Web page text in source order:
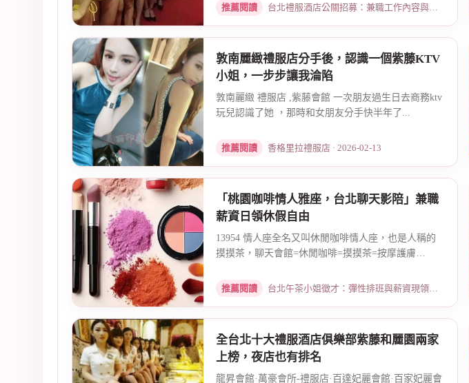
推薦閱讀 台北禮服酒店公關招募：兼職工作內容與薪資規範 · 2026-05-30
敦南麗緻禮服店分手後，認識一個紫藤KTV
小姐，一步步讓我淪陷
敦南麗緻 禮服店 ,紫藤會館 一次朋友過生日去商務ktv
玩兒認識了她 ，那時和女朋友分手快半年了...
推薦閱讀 香格里拉禮服店 · 2026-02-13
「桃園咖啡情人雅座，台北聊天影陪」兼職
薪資日領休假自由
13954 情人座全名又叫休閒咖啡情人座，也是人稱的
摸摸茶，聊天會館=休閒咖啡=摸摸茶=按摩護膚
推薦閱讀
台北午茶小姐徵才：彈性排班與薪資現領說明 · 2026-03-24
全台北十大禮服酒店俱樂部紫藤和麗園兩家
上榜，夜店也有排名
龍昇會館·萬豪會所-禮服店·百達妃麗會館·百家妃麗會